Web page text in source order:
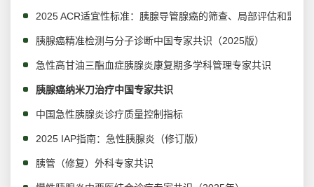
2025 ACR适宜性标准：胰腺导管腺癌的筛查、局部评估和监测
胰腺癌精准检测与分子诊断中国专家共识（2025版）
急性高甘油三酯血症胰腺炎康复期多学科管理专家共识
胰腺癌纳米刀治疗中国专家共识
中国急性胰腺炎诊疗质量控制指标
2025 IAP指南：急性胰腺炎（修订版）
胰管（修复）外科专家共识